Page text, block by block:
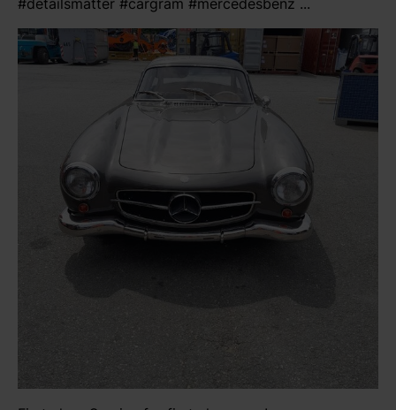
#detailsmatter #cargram #mercedesbenz ...